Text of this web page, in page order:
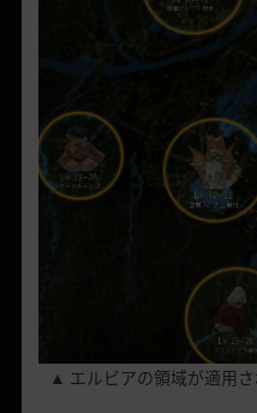
▲ エルビアの領域が適用